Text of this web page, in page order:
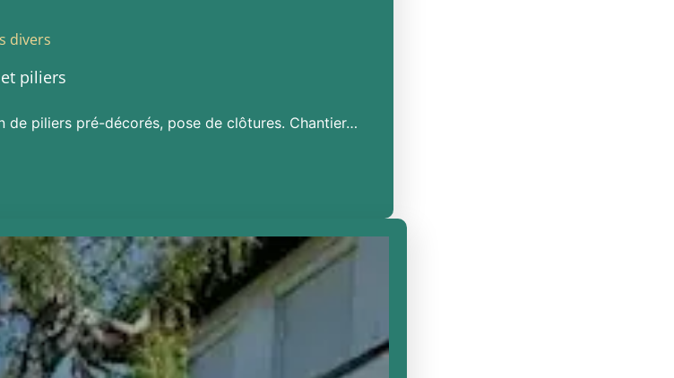
divers
piliers
piliers pré-décorés, pose de clôtures. Chantier…